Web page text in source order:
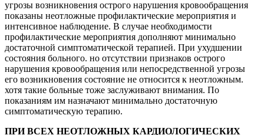
угрозы возникновения острого нарушения кровообращения
показаны неотложные профилактические мероприятия и
интенсивное наблюдение. В случае необходимости
профилактические мероприятия дополняют минимально
достаточной симптоматической терапией. При ухудшении
состояния больного. но отсутствии признаков острого
нарушения кровообращения или непосредственной угрозы
его возникновения состояние не относится к неотложным.
хотя такие больные тоже заслуживают внимания. По
показаниям им назначают минимально достаточную
симптоматическую терапию.
ПРИ ВСЕХ НЕОТЛОЖНЫХ КАРДИОЛОГИЧЕСКИХ